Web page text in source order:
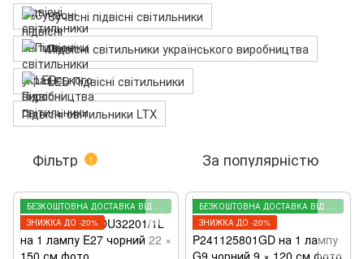
Сучасні підвісні світильники
Підвісні світильники українського виробництва
LED Підвісні світильники
Підвісні світильники LTX
Фільтр 1 За популярністю
БЕЗКОШТОВНА ДОСТАВКА ВІД 2000 ГРН
ЗНИЖКА ДО -20%
БЕЗКОШТОВНА ДОСТАВКА ВІД 2000 ГРН
ЗНИЖКА ДО -20%